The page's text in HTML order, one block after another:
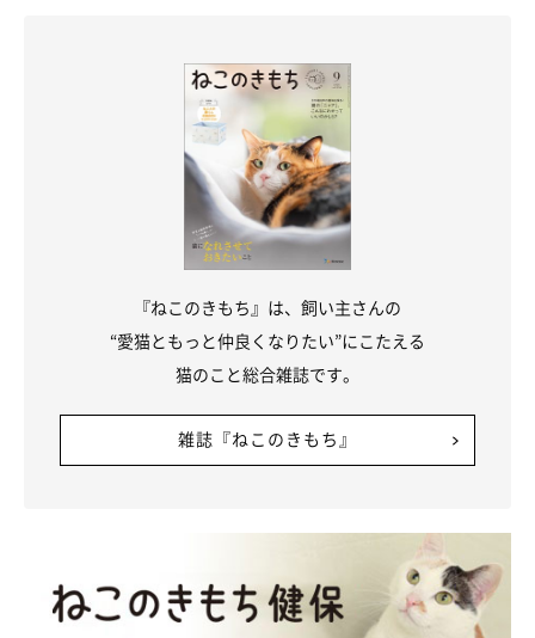
返すと、猫も「お返事」として覚えるようになるでしょう。
『ねこのきもち』は、飼い主さんの
“愛猫ともっと仲良くなりたい”にこたえる
猫のこと総合雑誌です。
雑誌『ねこのきもち』